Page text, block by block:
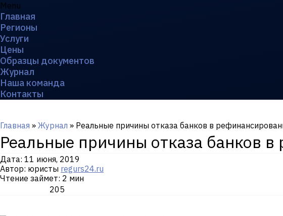
Menu
Главная
Регионы
Услуги
Цены
Образцы документов
Журнал
Наша команда
Контакты
Главная » Журнал » Реальные причины отказа банков в
Реальные причины отказа банков
Дата: 11 июня, 2019
Автор: юристы regurs24.ru
Чтение займет: 2 мин
205